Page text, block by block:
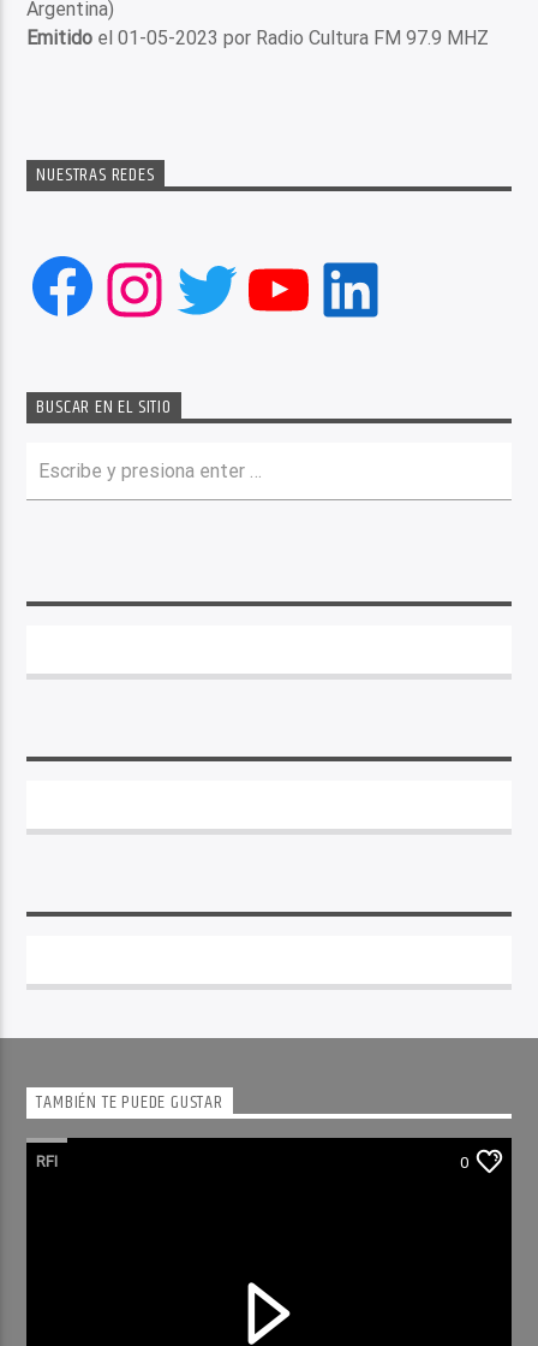
Argentina)
Emitido el 01-05-2023 por Radio Cultura FM 97.9 MHZ
NUESTRAS REDES
Facebook
Instagram
Twitter
YouTube
LinkedIn
BUSCAR EN EL SITIO
TAMBIÉN TE PUEDE GUSTAR
RFI 0